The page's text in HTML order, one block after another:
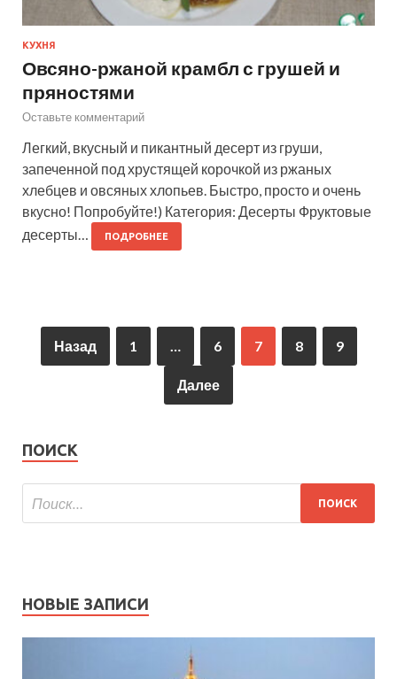
КУХНЯ
Овсяно-ржаной крамбл с грушей и
пряностями
Оставьте комментарий
Легкий, вкусный и пикантный десерт из груши,
запеченной под хрустящей корочкой из ржаных
хлебцев и овсяных хлопьев. Быстро, просто и очень
вкусно! Попробуйте!) Категория: Десерты Фруктовые
десерты…
ПОДРОБНЕЕ
Назад 1 … 6 7 8 9
Далее
ПОИСК
НОВЫЕ ЗАПИСИ